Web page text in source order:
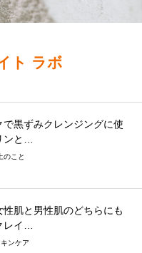
ト ラボ
で黒ずみクレンジングに使
ンと…
のこと
性肌と男性肌のどちらにも
レイ…
キンケア